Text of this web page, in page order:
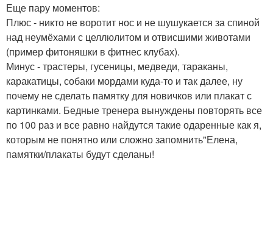
Еще пару моментов:
Плюс - никто не воротит нос и не шушукается за спиной
над неумёхами с целлюлитом и отвисшими животами
(пример фитоняшки в фитнес клубах).
Минус - трастеры, гусеницы, медведи, тараканы,
каракатицы, собаки мордами куда-то и так далее, ну
почему не сделать памятку для новичков или плакат с
картинками. Бедные тренера вынуждены повторять все
по 100 раз и все равно найдутся такие одаренные как я,
которым не понятно или сложно запомнить"Елена,
памятки/плакаты будут сделаны!